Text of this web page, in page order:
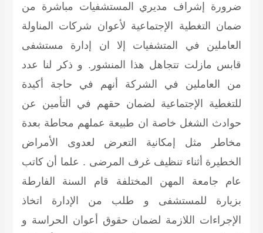
ضرورة إشراف مديري المستشفيات مباشرة من
ضمان التغطية الإجتماعية لأعوان شركات المناولة
العاملين في المتشفيات إلا ان إدارة مستشفى
قابس مازلت تتجاهل هذا المنشور. و ذكر لنا عدد
من العاملين في الشركة أنهم في حاجة أكيدة
للتغطية الإجتماعية لضمان حقهم في التأمين عن
حوادث الشغل خاصة ان طبيعة عملهم محاطة بعدة
مخاطر مثل إمكانية التعرض لعدوى الأمراض
الخطيرة أثناء تنظيف غرف المرضى . علما أن كاتب
عام جامعة المهن المختلفة قام السنة الفارطة
بزيارة للمستشفى و طلب من الإدارة اتخاذ
الإجراءات اللازمة لضمان حقوق أعوان الحراسة و